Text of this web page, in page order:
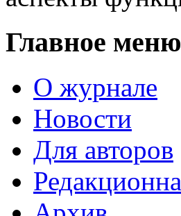
Главное меню
О журнале
Новости
Для авторов